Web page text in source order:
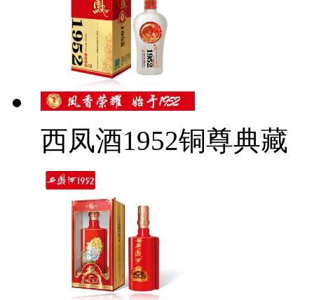
西凤酒1952铜尊典藏